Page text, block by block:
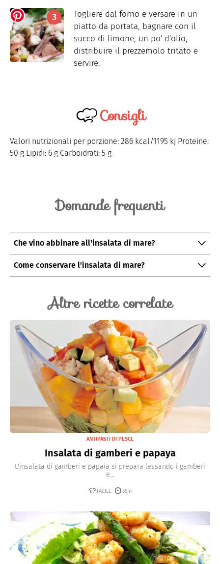
Togliere dal forno e versare in un
piatto da portata, bagnare con il
succo di limone, un po' d'olio,
distribuire il prezzemolo tritato e
servire.
Consigli
Valori nutrizionali per porzione: 286 kcal/1195 kj Proteine:
50 g Lipidi: 6 g Carboidrati: 5 g
Domande frequenti
Che vino abbinare all'insalata di mare?
Per l'insalata di mare si consiglia un vino bianco, come
Come conservare l'insalata di mare?
giorni in frigorifero, in un contenitore ermetico.
Altre ricette correlate
ANTIPASTI DI PESCE
Insalata di gamberi e papaya
L'insalata di gamberi e papaia si prepara lessando i gamberi
e...
FACILE 35m